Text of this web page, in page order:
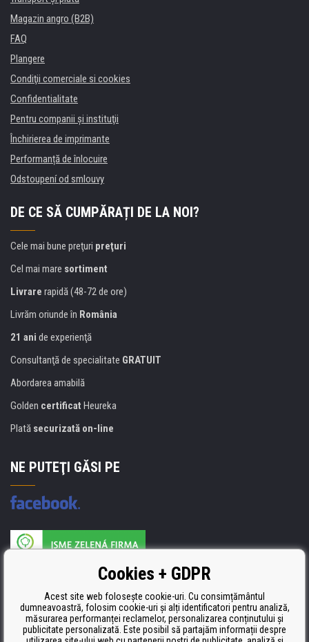
Magazin angro (B2B)
FAQ
Plangere
Condiţii comerciale si cookies
Confidentialitate
Pentru companii și instituţii
Închirierea de imprimante
Performanță de înlocuire
Odstoupení od smlouvy
DE CE SĂ CUMPĂRAȚI DE LA NOI?
Cele mai bune preţuri preţuri
Cel mai mare sortiment
Livrare rapidă (48-72 de ore)
Livrăm oriunde în România
21 ani de experienţă
Consultanţă de specialitate GRATUIT
Abordarea amabilă
Golden certificat Heureka
Plată securizată on-line
NE PUTEŢI GĂSI PE
Producătorul umpluturii de rezervă este certificat
ISO 9001, ISO 14001 şi STMC.Cookies + GDPR
Acest site web folosește cookie-uri. Cu consimțământul
dumneavoastră, folosim cookie-uri și alți identificatori pentru analiză,
măsurarea performanței reclamelor, personalizarea conținutului și
publicitate personalizată. Este posibil să partajăm informații despre